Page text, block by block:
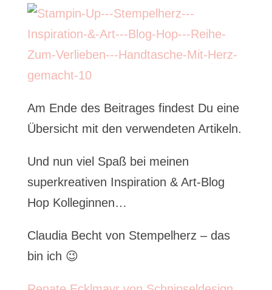
Am Ende des Beitrages findest Du eine
Übersicht mit den verwendeten Artikeln.
Und nun viel Spaß bei meinen
superkreativen Inspiration & Art-Blog
Hop Kolleginnen…
Claudia Becht von Stempelherz – das
bin ich 😉